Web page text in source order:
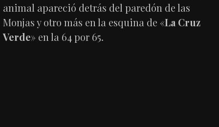
animal apareció detrás del paredón de las
Monjas y otro más en la esquina de «La Cruz
Verde» en la 64 por 65.